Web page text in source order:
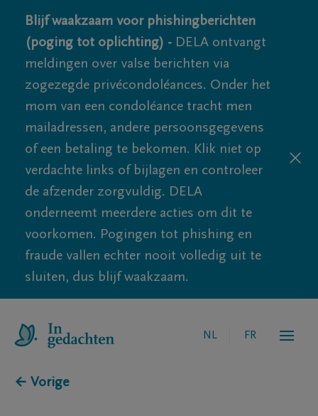
Blijf waakzaam voor phishingberichten
(poging tot oplichting) - DELA ontvangt
meldingen over valse berichten via
zogezegde privécondoléances. Onder het
mom van een condoléance tracht men
mailadressen, andere persoonsgegevens
of een betaling te bekomen. Klik niet op
verdachte links of bijlagen en controleer
de afzender zorgvuldig. DELA
onderneemt meerdere acties om dit te
voorkomen. Pogingen tot phishing en
fraude vallen echter nooit volledig uit te
sluiten, dus blijf waakzaam.
NL FR
← Vorige